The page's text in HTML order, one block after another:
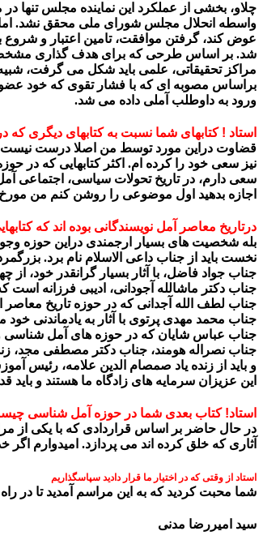
واسطه انحلال مجلس شورای ملی محقق نشد. اما
عوض کند، گرفتن موافقت، تامین اعتبار و شروع
شد. بر اساس طرحی که برای هدف گذاری مشخص
مراکز تحقیقاتی، علمی باید شکل می گرفت،
براساس مصوبه ای که با فشار تقوی که خود عضو
ورود به داوطلب آملی داده می شد.
استاد ! کتابهای شما نسبت به کتابهای دیگری
قضاوت دراین مورد توسط من اصلا درست نیست .بی
نیز سعی خود را کرده ام. اکثر کتابهایی که در
سعی دارم، در تاریخ تحولات سیاسی، اجتماعی
اجازه بدهید اول موضوعی را روشن کنم من
درتاریخ معاصر آمل نویسندگانی بوده اند که
بله شخصیت های بسیار ارجمندی دراین حوزه
نخست باید از جناب داعی الاسلام نام برد.
جناب جواد فاضل، با آثار بسیار گرانقدر
جناب دکتر ماشالله آجودانی، ادیبی فرزانه
جناب لطف الله آجدانی که در حوزه تاریخ
جناب محمد مهدی پرتوی با آثار به یادماندنی
جناب عباس شایان که در حوزه های آمل شناسی و
جناب نصراله هومند، جناب دکتر مصطفی مجد،
و باید از زنده یاد صمصام الدین علامه، رئیس
این عزیزان سرمایه های زادگاه ما هستند و باید
استاد! کتاب بعدی شما در حوزه آمل شناسی
در حال حاضر بر اساس قراردادی که با یکی از
آثاری که خلق کرده اند می پردازد. امیدوارم
استاد از وقتی که در اختیار ما قرار دادید سپاسگذاریم
شما محبت کردید که به این مراسم آمدید تا در
سید امیررضا مدنی